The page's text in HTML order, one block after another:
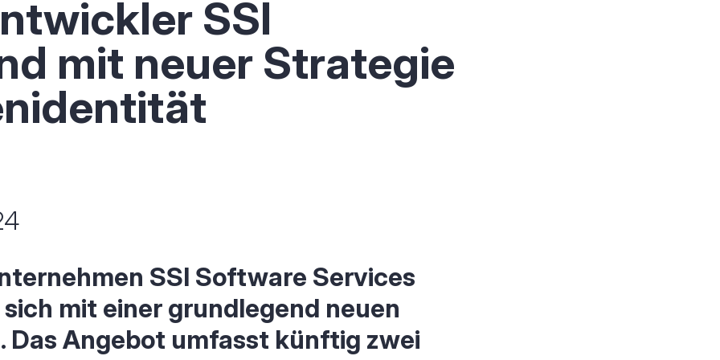
SSI
mit neuer Strategie
SSI Software Services
mit einer grundlegend neuen
Angebot umfasst künftig zwei